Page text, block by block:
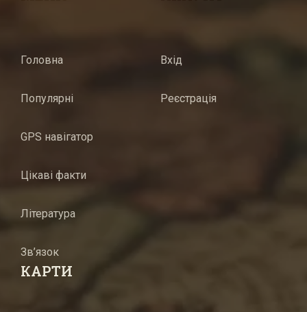
Головна
Популярні
GPS навігатор
Цікаві факти
Література
Зв’язок
Вхід
Реєстрація
КАРТИ